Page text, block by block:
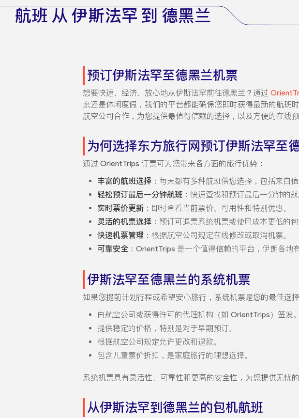
航班 从 伊斯法罕 到 德黑兰
预订伊斯法罕至德黑兰机票
想要快速、经济、放心地从伊斯法罕前往德黑兰？通过
亲还是休闲度假，我们的平台都能确保您即时获得最新的航班
航空公司合作，为您提供最值得信赖的选择，以及方便的在线
为何选择东方旅行网预订伊斯法罕至
通过 OrientTrips 订票可为您带来各方面的旅行优势：
丰富的航班选择 ：每天都有多种航班供您选择，包括来自
轻松预订最后一分钟航班 ：快速查找和预订最后一分钟的
实时票价更新 ：即时查看当前票价、可用性和特别优惠。
灵活的机票选择 ：预订可退票系统机票或使用成本更低的
快速机票管理 ：根据航空公司规定在线修改或取消机票。
可靠安全 ：OrientTrips 是一个值得信赖的平台，伊朗各地
伊斯法罕至德黑兰的系统机票
如果您提前计划行程或希望安心旅行，系统机票是您的最佳选
由航空公司或获得许可的代理机构（如 OrientTrips）签发。
提供稳定的价格，特别是对于早期预订。
根据航空公司规定允许更改和退款。
包含儿童票价折扣，是家庭旅行的理想选择。
系统机票具有灵活性、可靠性和更高的安全性，为您提供无忧的
从伊斯法罕到德黑兰的包机航班